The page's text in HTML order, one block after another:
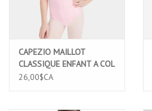
CAPEZIO MAILLOT
CLASSIQUE ENFANT A COL
ROND ET BRETELLES
26,00$CA